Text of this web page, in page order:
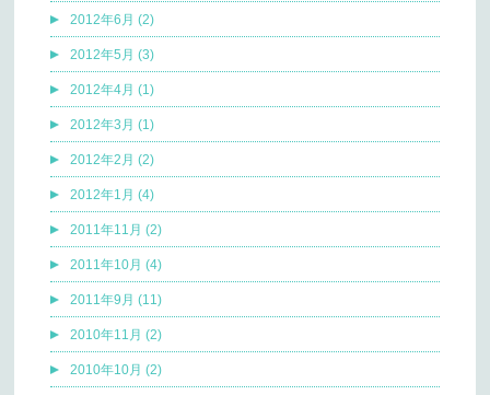
2012年6月 (2)
2012年5月 (3)
2012年4月 (1)
2012年3月 (1)
2012年2月 (2)
2012年1月 (4)
2011年11月 (2)
2011年10月 (4)
2011年9月 (11)
2010年11月 (2)
2010年10月 (2)